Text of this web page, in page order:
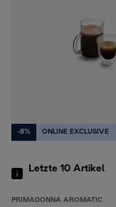
-8% ONLINE EXCLUSIVE
Letzte 10 Artikel
PRIMADONNA AROMATIC